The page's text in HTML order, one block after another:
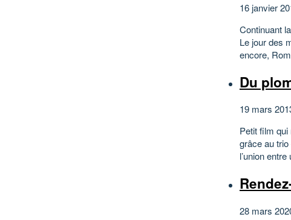
16 janvier
Continuant
Le jour des
encore,
Du
19 mars
Petit film qui
grâce au trio
l’union
28 mars